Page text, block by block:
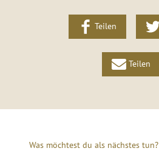
Teilen
Teilen
Was möchtest du als nächstes tun?